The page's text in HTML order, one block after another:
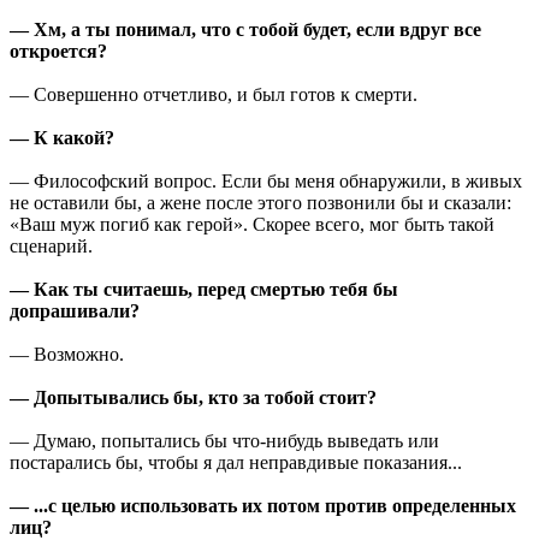
— Хм, а ты понимал, что с тобой будет, если вдруг все
откроется?
— Совершенно отчетливо, и был готов к смерти.
— К какой?
— Философский вопрос. Если бы меня обнаружили, в живых
не оставили бы, а жене после этого позвонили бы и сказали:
«Ваш муж погиб как герой». Скорее всего, мог быть такой
сценарий.
— Как ты считаешь, перед смертью тебя бы
допрашивали?
— Возможно.
— Допытывались бы, кто за тобой стоит?
— Думаю, попытались бы что-нибудь выведать или
постарались бы, чтобы я дал неправдивые показания...
— ...с целью использовать их потом против определенных
лиц?